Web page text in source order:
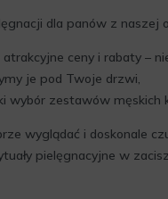
dla panów z naszej
atrakcyjne ceny i rabaty –
je pod Twoje drzwi,
wybór zestawów męskich
wyglądać i doskonale
pielęgnacyjne w